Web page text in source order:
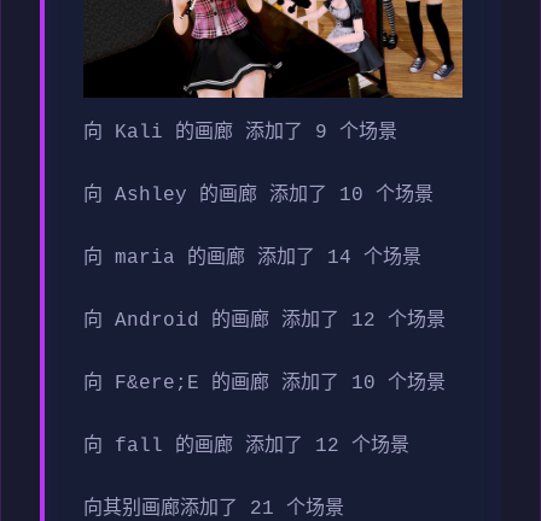
向 Kali 的画廊 添加了 9 个场景
向 Ashley 的画廊 添加了 10 个场景
向 maria 的画廊 添加了 14 个场景
向 Android 的画廊 添加了 12 个场景
向 F&ere;E 的画廊 添加了 10 个场景
向 fall 的画廊 添加了 12 个场景
向其别画廊添加了 21 个场景